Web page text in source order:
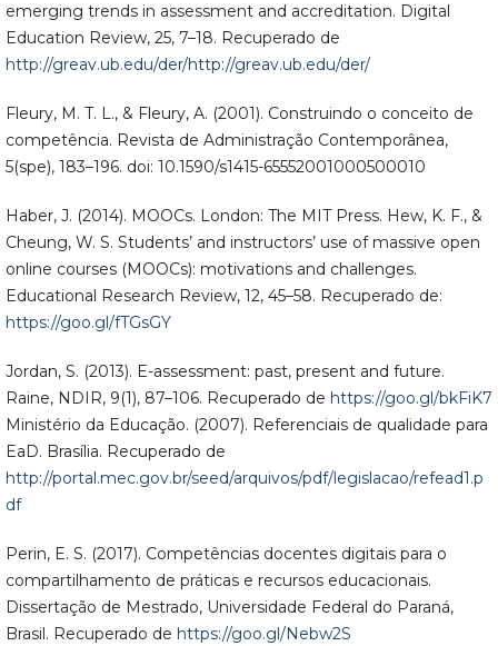
emerging trends in assessment and accreditation. Digital
Education Review, 25, 7–18. Recuperado de
http://greav.ub.edu/der/http://greav.ub.edu/der/
Fleury, M. T. L., & Fleury, A. (2001). Construindo o conceito de
competência. Revista de Administração Contemporânea,
5(spe), 183–196. doi: 10.1590/s1415-65552001000500010
Haber, J. (2014). MOOCs. London: The MIT Press. Hew, K. F., &
Cheung, W. S. Students’ and instructors’ use of massive open
online courses (MOOCs): motivations and challenges.
Educational Research Review, 12, 45–58. Recuperado de:
https://goo.gl/fTGsGY
Jordan, S. (2013). E-assessment: past, present and future.
Raine, NDIR, 9(1), 87–106. Recuperado de https://goo.gl/bkFiK7
Ministério da Educação. (2007). Referenciais de qualidade para
EaD. Brasília. Recuperado de
http://portal.mec.gov.br/seed/arquivos/pdf/legislacao/refead1.p
df
Perin, E. S. (2017). Competências docentes digitais para o
compartilhamento de práticas e recursos educacionais.
Dissertação de Mestrado, Universidade Federal do Paraná,
Brasil. Recuperado de https://goo.gl/Nebw2S